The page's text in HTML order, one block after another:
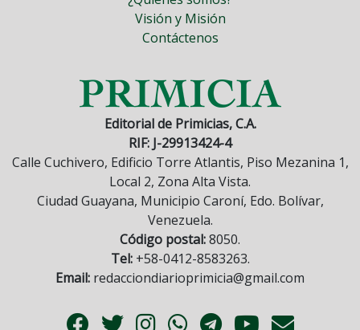
Visión y Misión
Contáctenos
Editorial de Primicias, C.A.
RIF: J-29913424-4
Calle Cuchivero, Edificio Torre Atlantis, Piso Mezanina 1,
Local 2, Zona Alta Vista.
Ciudad Guayana, Municipio Caroní, Edo. Bolívar,
Venezuela.
Código postal:8050.
Tel:+58-0412-8583263.
Email: redacciondiarioprimicia@gmail.com